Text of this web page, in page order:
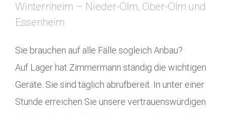
Winternheim – Nieder-Olm, Ober-Olm und
Essenheim
Sie brauchen auf alle Fälle sogleich Anbau?
Auf Lager hat Zimmermann ständig die wichtigen
Geräte. Sie sind täglich abrufbereit. In unter einer
Stunde erreichen Sie unsere vertrauenswürdigen